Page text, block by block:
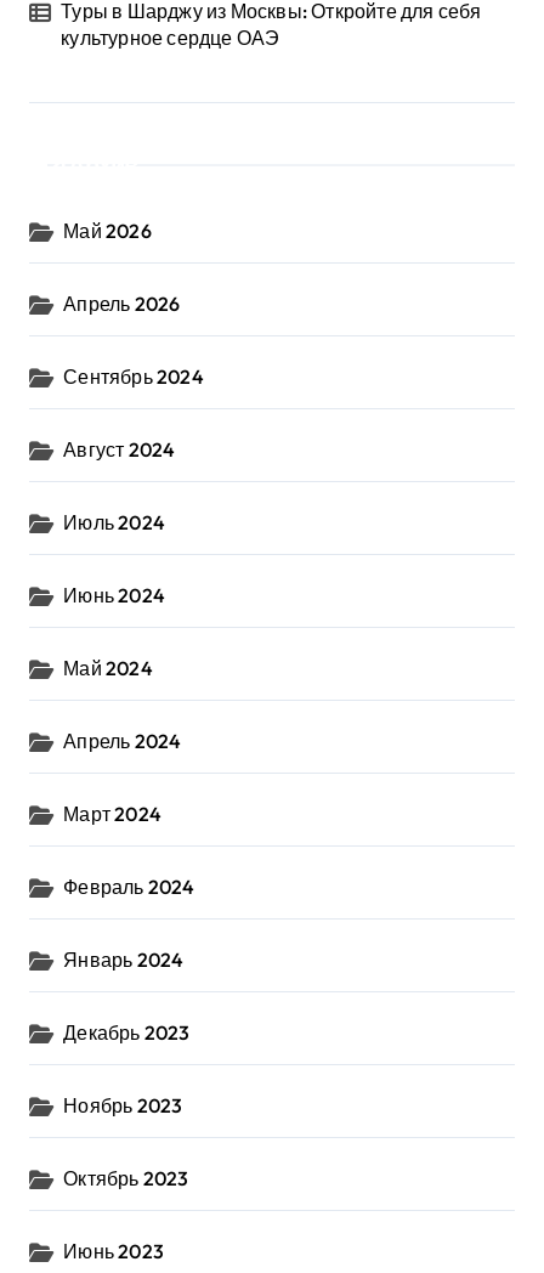
Туры в Шарджу из Москвы: Откройте для себя
культурное сердце ОАЭ
Май 2026
Апрель 2026
Сентябрь 2024
Август 2024
Июль 2024
Июнь 2024
Май 2024
Апрель 2024
Март 2024
Февраль 2024
Январь 2024
Декабрь 2023
Ноябрь 2023
Октябрь 2023
Июнь 2023